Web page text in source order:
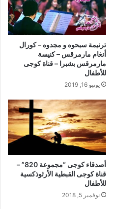
ترنيمة سبحوه و مجدوه – كورال
أنغام مارمرقس – كنيسة
مارمرقس بشبرا – قناة كوجى
للأطفال
يونيو 16, 2019
أصدقاء كوجى “مجموعة 820” –
قناة كوجى القبطية الأرثوذكسية
للأطفال
نوفمبر 5, 2018